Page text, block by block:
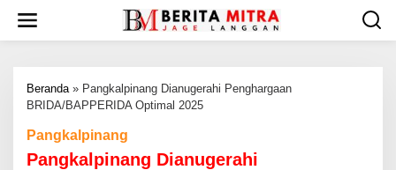
w
Beranda» Pangkalpinang Dianugerahi Penghargaan
BRIDA/BAPPERIDA Optimal 2025
Pangkalpinang
Pangkalpinang Dianugerahi